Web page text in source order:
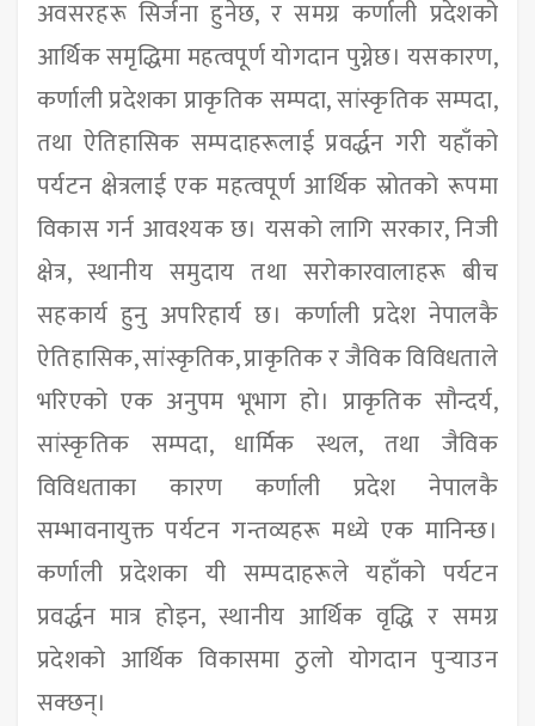
अवसरहरू सिर्जना हुनेछ, र समग्र कर्णाली प्रदेशको
आर्थिक समृद्धिमा महत्वपूर्ण योगदान पुग्नेछ। यसकारण,
कर्णाली प्रदेशका प्राकृतिक सम्पदा, सांस्कृतिक सम्पदा,
तथा ऐतिहासिक सम्पदाहरूलाई प्रवर्द्धन गरी यहाँको
पर्यटन क्षेत्रलाई एक महत्वपूर्ण आर्थिक स्रोतको रूपमा
विकास गर्न आवश्यक छ। यसको लागि सरकार, निजी
क्षेत्र, स्थानीय समुदाय तथा सरोकारवालाहरू बीच
सहकार्य हुनु अपरिहार्य छ। कर्णाली प्रदेश नेपालकै
ऐतिहासिक, सांस्कृतिक, प्राकृतिक र जैविक विविधताले
भरिएको एक अनुपम भूभाग हो। प्राकृतिक सौन्दर्य,
सांस्कृतिक सम्पदा, धार्मिक स्थल, तथा जैविक
विविधताका कारण कर्णाली प्रदेश नेपालकै
सम्भावनायुक्त पर्यटन गन्तव्यहरू मध्ये एक मानिन्छ।
कर्णाली प्रदेशका यी सम्पदाहरूले यहाँको पर्यटन
प्रवर्द्धन मात्र होइन, स्थानीय आर्थिक वृद्धि र समग्र
प्रदेशको आर्थिक विकासमा ठुलो योगदान पुर्‍याउन
सक्छन्।